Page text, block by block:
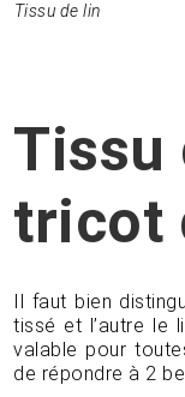
Tissu de lin
Tissu
tricot
Il faut bien
tissé et l’autre le
valable pour
de répondre à 2